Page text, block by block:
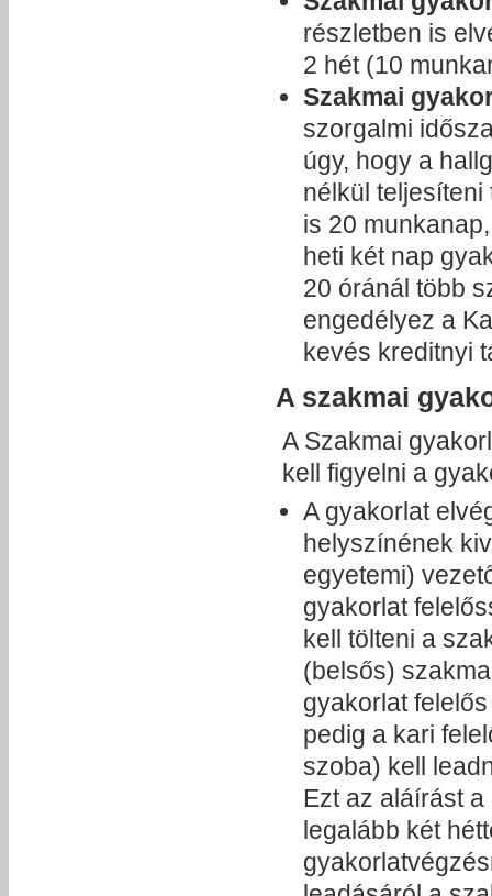
részletben is
2 hét (10
Szakmai
szorgalmi
úgy, hogy a
nélkül teljesíteni
is 20
heti két nap
20 óránál több
engedélyez a
kevés kreditnyi
A szakmai
A Szakmai
kell figyelni a
A gyakorlat
helyszínének
egyetemi)
gyakorlat
kell tölteni a
(belsős)
gyakorlat
pedig a kari
szoba) kell
Ezt az aláírást
legalább két